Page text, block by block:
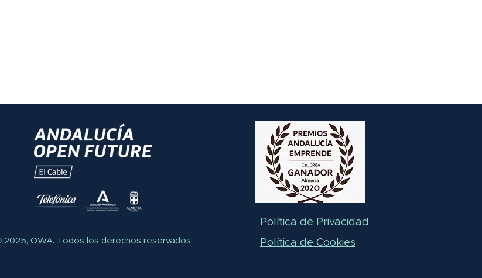
2025, OWA. Todos los derechos reservados.
Política de Privacidad
Política de Cookies